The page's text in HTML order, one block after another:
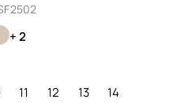
+ 2
11 12 13
14